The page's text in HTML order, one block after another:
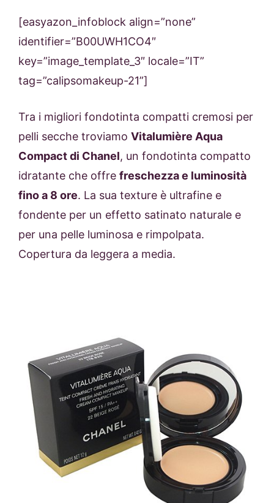
[easyazon_infoblock align=”none”
identifier=”B00UWH1CO4″
key=”image_template_3″ locale=”IT”
tag=”calipsomakeup-21”]
Tra i migliori fondotinta compatti cremosi per
pelli secche troviamo Vitalumière Aqua
Compact di Chanel, un fondotinta compatto
idratante che offre freschezza e luminosità
fino a 8 ore. La sua texture è ultrafine e
fondente per un effetto satinato naturale e
per una pelle luminosa e rimpolpata.
Copertura da leggera a media.